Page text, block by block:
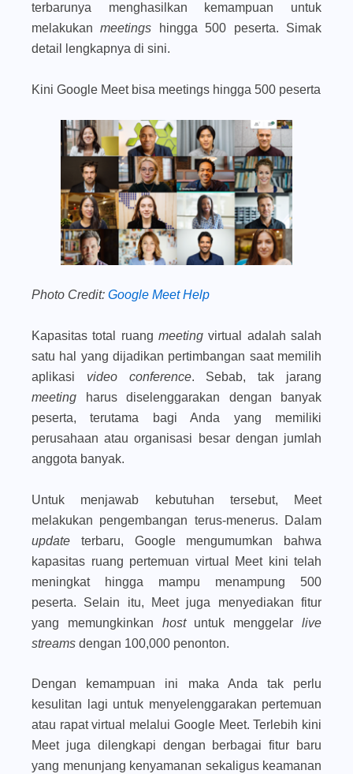
terbarunya menghasilkan kemampuan untuk
melakukanmeetings
hingga 500 peserta. Simak
detail lengkapnya di sini.
Kini Google Meet bisa meetings hingga 500 peserta
Photo Credit: Google Meet Help
Kapasitas total ruang meetingvirtual adalah salah
satu hal yang dijadikan pertimbangan saat memilih
aplikasi video conference. Sebab, tak jarang
meeting
harus diselenggarakan dengan banyak
peserta, terutama bagi Anda yang memiliki
perusahaan atau organisasi besar dengan jumlah
anggota banyak.
Untuk menjawab kebutuhan tersebut, Meet
melakukan pengembangan terus-menerus. Dalam
update terbaru, Google mengumumkan bahwa
kapasitas ruang pertemuan virtual Meet kini telah
meningkat hingga mampu menampung 500
peserta. Selain itu, Meet juga menyediakan fitur
yang memungkinkan host untuk menggelar live
streams dengan 100,000 penonton.
Dengan kemampuan ini maka Anda tak perlu
kesulitan lagi untuk menyelenggarakan pertemuan
atau rapat virtual melalui Google Meet. Terlebih kini
Meet juga dilengkapi dengan berbagai fitur baru
yang menunjang kenyamanan sekaligus keamanan